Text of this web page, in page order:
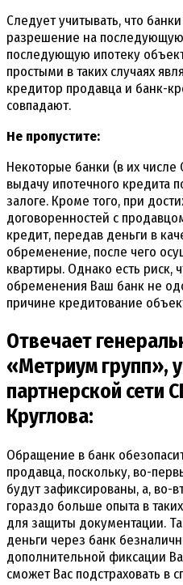
Следует учитывать, что
разрешение на
последующую ипотеку
простыми в таких случаях
кредитор продавца и банк-
совпадают.
Не пропустите:
Некоторые банки (в их
выдачу ипотечного кредита
залоге. Кроме того, при
договоренностей с
кредит, передав деньги в
обременение, после чего
квартиры. Однако есть риск,
обременения Ваш банк не
причине кредитование
Отвечает
«Метриум групп»,
партнерской сети
Круглова:
Обращение в банк
продавца, поскольку, во-
будут зафиксированы, а, во-
гораздо больше опыта в
для защиты документации.
деньги через банк
дополнительной фиксации
сможет Вас подстраховать в